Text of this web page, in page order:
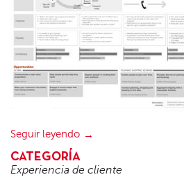
Seguir leyendo
CATEGORÍA
Experiencia de cliente